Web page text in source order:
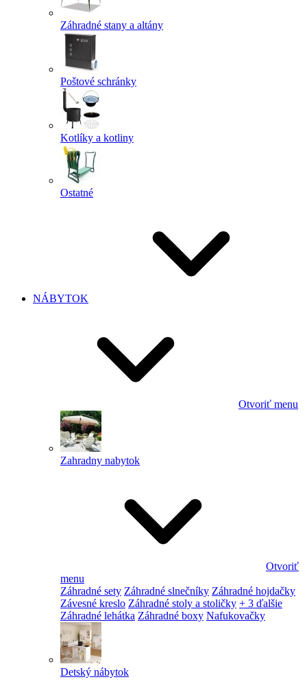
Záhradné stany a altány
Poštové schránky
Kotlíky a kotliny
Ostatné
NÁBYTOK
Otvoriť menu
Zahradny nabytok
Otvoriť
menu
Záhradné sety Záhradné slnečníky Záhradné hojdačky
Závesné kreslo Záhradné stoly a stoličky + 3 ďalšie
Záhradné lehátka Záhradné boxy Nafukovačky
Detský nábytok